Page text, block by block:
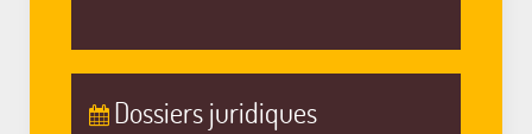
Dossiers juridiques